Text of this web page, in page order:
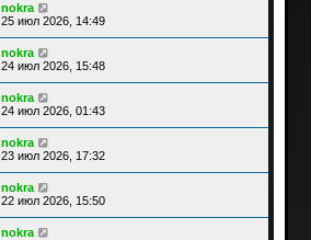
nokra
25 июл 2026, 14:49
nokra
24 июл 2026, 15:48
nokra
24 июл 2026, 01:43
nokra
23 июл 2026, 17:32
nokra
22 июл 2026, 15:50
nokra